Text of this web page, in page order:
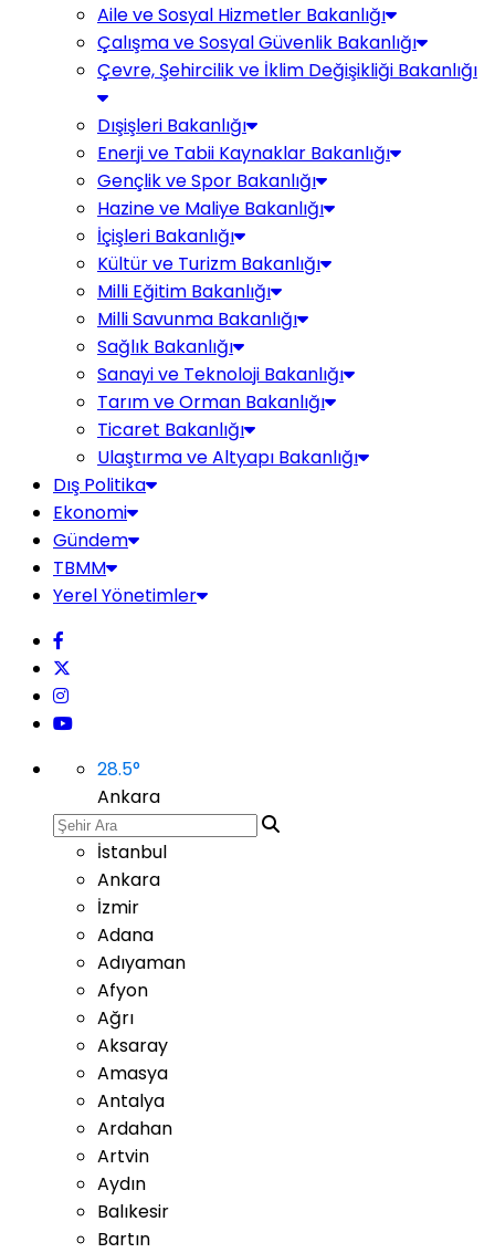
Aile ve Sosyal Hizmetler Bakanlığı
Çalışma ve Sosyal Güvenlik Bakanlığı
Çevre, Şehircilik ve İklim Değişikliği Bakanlığı
Dışişleri Bakanlığı
Enerji ve Tabii Kaynaklar Bakanlığı
Gençlik ve Spor Bakanlığı
Hazine ve Maliye Bakanlığı
İçişleri Bakanlığı
Kültür ve Turizm Bakanlığı
Milli Eğitim Bakanlığı
Milli Savunma Bakanlığı
Sağlık Bakanlığı
Sanayi ve Teknoloji Bakanlığı
Tarım ve Orman Bakanlığı
Ticaret Bakanlığı
Ulaştırma ve Altyapı Bakanlığı
Dış Politika
Ekonomi
Gündem
TBMM
Yerel Yönetimler
28.5°
Ankara
İstanbul
Ankara
İzmir
Adana
Adıyaman
Afyon
Ağrı
Aksaray
Amasya
Antalya
Ardahan
Artvin
Aydın
Balıkesir
Bartın